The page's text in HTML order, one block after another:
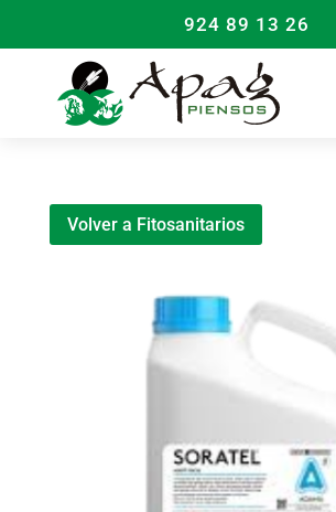
924 89 13 26
Volver a Fitosanitarios